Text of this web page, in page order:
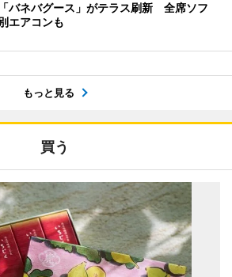
バネバグース」がテラス刷新 全席ソフ
エアコンも
もっと見る
買う